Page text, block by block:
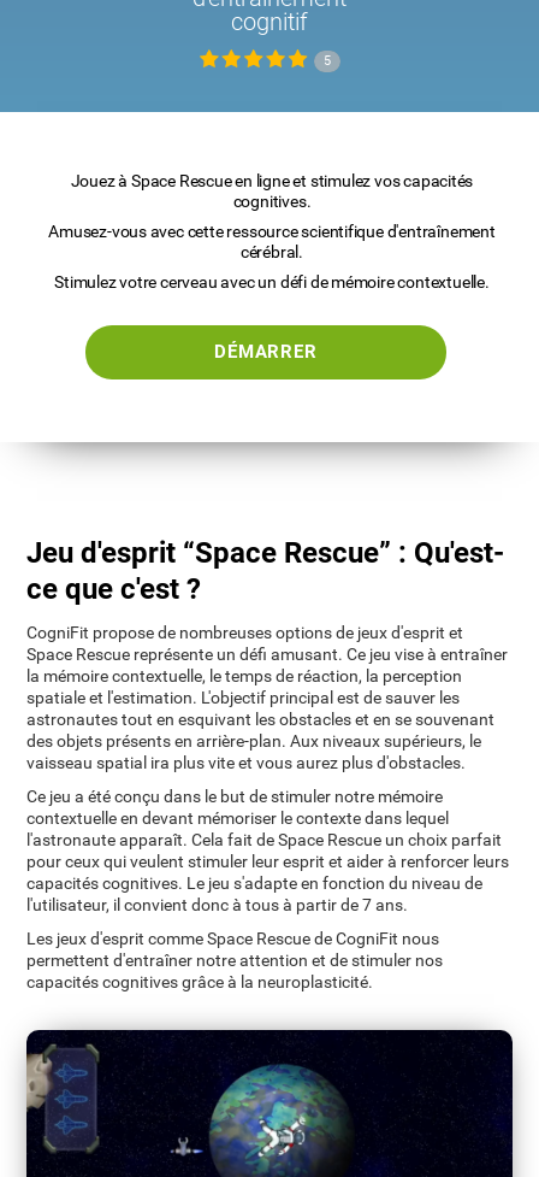
cognitif
5
Jouez à Space Rescue en ligne et stimulez vos capacités
cognitives.
Amusez-vous avec cette ressource scientifique d'entraînement
cérébral.
Stimulez votre cerveau avec un défi de mémoire contextuelle.
DÉMARRER
Jeu d'esprit “Space Rescue” : Qu'est-
ce que c'est ?
CogniFit propose de nombreuses options de jeux d'esprit et
Space Rescue représente un défi amusant. Ce jeu vise à entraîner
la mémoire contextuelle, le temps de réaction, la perception
spatiale et l'estimation. L'objectif principal est de sauver les
astronautes tout en esquivant les obstacles et en se souvenant
des objets présents en arrière-plan. Aux niveaux supérieurs, le
vaisseau spatial ira plus vite et vous aurez plus d'obstacles.
Ce jeu a été conçu dans le but de stimuler notre mémoire
contextuelle en devant mémoriser le contexte dans lequel
l'astronaute apparaît. Cela fait de Space Rescue un choix parfait
pour ceux qui veulent stimuler leur esprit et aider à renforcer leurs
capacités cognitives. Le jeu s'adapte en fonction du niveau de
l'utilisateur, il convient donc à tous à partir de 7 ans.
Les jeux d'esprit comme Space Rescue de CogniFit nous
permettent d'entraîner notre attention et de stimuler nos
capacités cognitives grâce à la neuroplasticité.